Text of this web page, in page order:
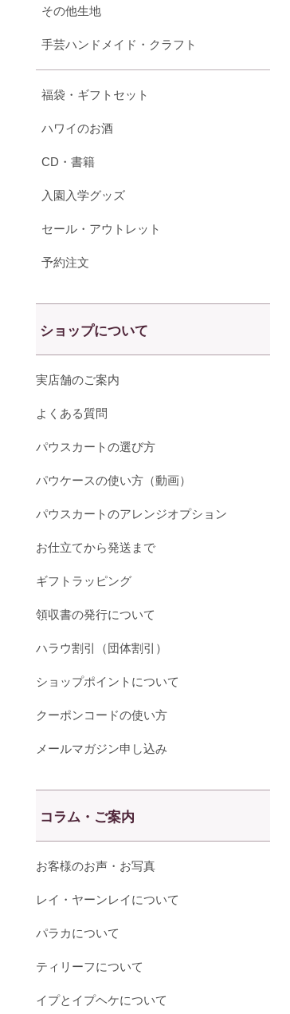
その他生地
手芸ハンドメイド・クラフト
福袋・ギフトセット
ハワイのお酒
CD・書籍
入園入学グッズ
セール・アウトレット
予約注文
ショップについて
実店舗のご案内
よくある質問
パウスカートの選び方
パウケースの使い方（動画）
パウスカートのアレンジオプション
お仕立てから発送まで
ギフトラッピング
領収書の発行について
ハラウ割引（団体割引）
ショップポイントについて
クーポンコードの使い方
メールマガジン申し込み
コラム・ご案内
お客様のお声・お写真
レイ・ヤーンレイについて
パラカについて
ティリーフについて
イプとイプヘケについて